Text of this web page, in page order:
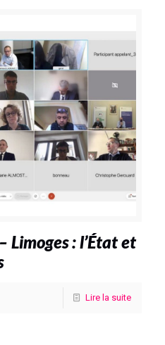
Limoges : l’État et
Lire la suite